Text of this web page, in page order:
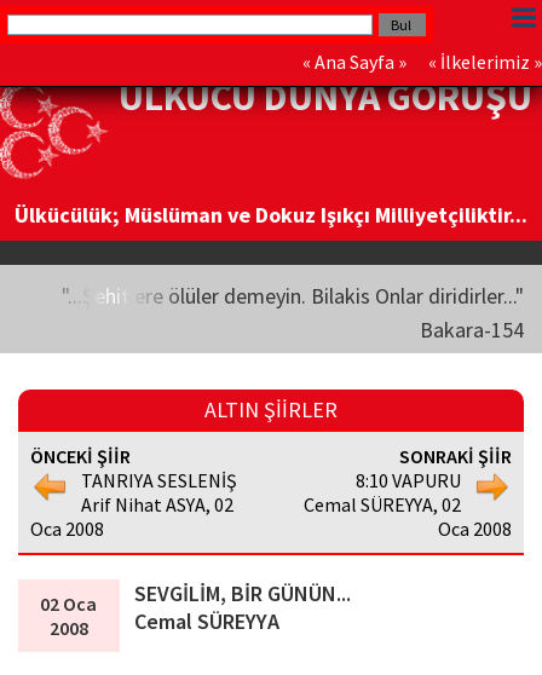
« Ana Sayfa » « İlkelerimiz »
ÜLKÜCÜ DÜNYA GÖRÜŞÜ
Ülkücülük; Müslüman ve Dokuz Işıkçı Milliyetçiliktir...
"...Şehitlere ölüler demeyin. Bilakis Onlar diridirler..."
Bakara-154
ALTIN ŞİİRLER
ÖNCEKİ ŞİİR
TANRIYA SESLENİŞ
Arif Nihat ASYA, 02
Oca 2008
SONRAKİ ŞİİR
8:10 VAPURU
Cemal SÜREYYA, 02
Oca 2008
02 Oca
2008
SEVGİLİM, BİR GÜNÜN...
Cemal SÜREYYA